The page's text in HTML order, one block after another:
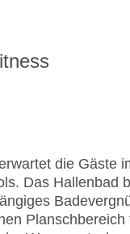
die Gäste
Das Hallenbad
Planschbereich